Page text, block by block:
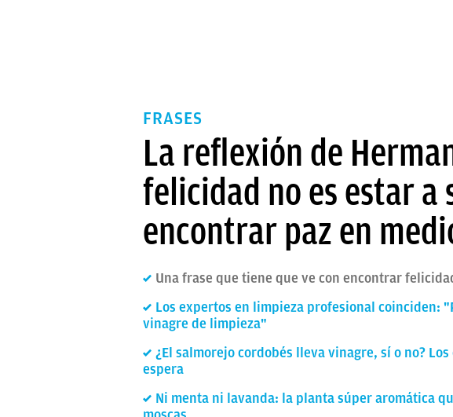
FRASES
La reflexión de
felicidad no es estar
encontrar paz en
Una frase que tiene que ve con encontrar
Los expertos en limpieza profesional coinciden:
vinagre de limpieza"
¿El salmorejo cordobés lleva vinagre, sí o no?
espera
Ni menta ni lavanda: la planta súper aromática